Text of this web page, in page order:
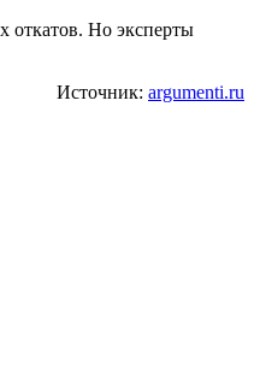
откатов. Но эксперты
Источник: argumenti.ru